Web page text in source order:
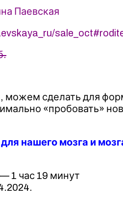
Паевская
можем сделать для
«пробовать»
нашего мозга и
1 час 19 минут